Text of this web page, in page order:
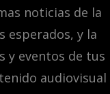
noticias de la
esperados, y la
y eventos de tus
audiovisual